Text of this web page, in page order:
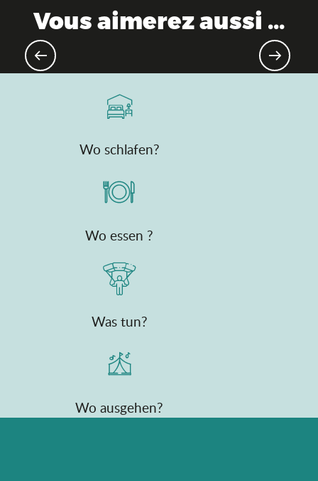
Vous aimerez aussi ...
Wo schlafen?
Wo essen ?
Was tun?
Wo ausgehen?